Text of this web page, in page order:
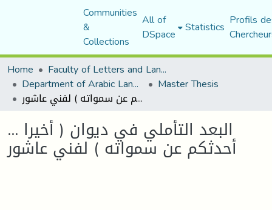
Communities
&
Collections
All of
DSpace Statistics Profils
Home
Faculty of Letters and Languages
Department of Arabic Language and Literature Master Thesis
البعد التأملي في ديوان ( أخيرا ... أحدثكم عن سمواته ) لفني عاشور
البعد التأملي في ديوان ( أخيرا ...
أحدثكم عن سمواته ) لفني عاشور